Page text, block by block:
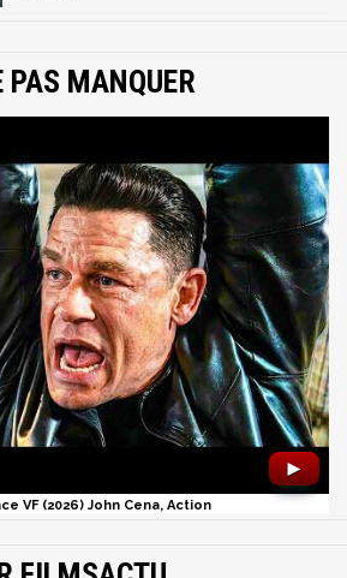
PAS MANQUER
►
VF (2026) John Cena, Action